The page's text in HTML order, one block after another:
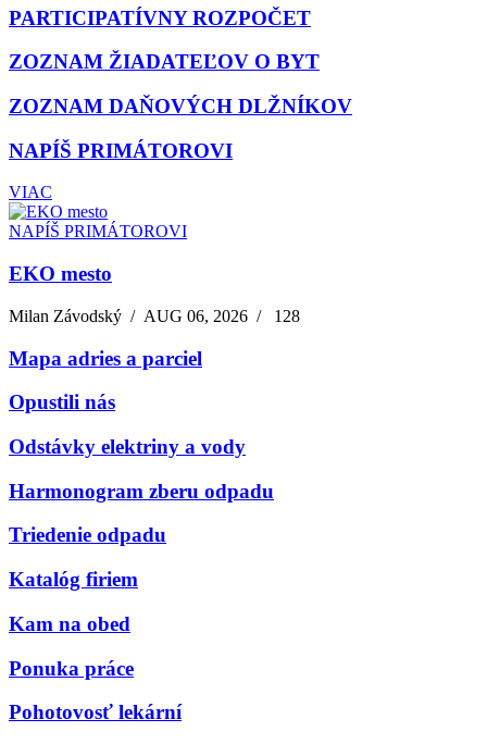
PARTICIPATÍVNY ROZPOČET
ZOZNAM ŽIADATEĽOV O BYT
ZOZNAM DAŇOVÝCH DLŽNÍKOV
NAPÍŠ PRIMÁTOROVI
VIAC
NAPÍŠ PRIMÁTOROVI
EKO mesto
Milan Závodský /AUG 06, 2026 / 128
Mapa adries a parciel
Opustili nás
Odstávky elektriny a vody
Harmonogram zberu odpadu
Triedenie odpadu
Katalóg firiem
Kam na obed
Ponuka práce
Pohotovosť lekární